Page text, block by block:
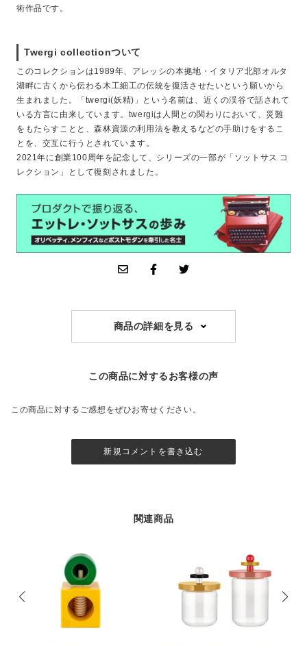
術作品です。
Twergi collectionついて
このコレクションは1989年、アレッシの本拠地・イタリア北部オルタ
湖畔に古くから伝わる木工細工の伝統を復活させたいという願いから
生まれました。「twergi(妖精)」という名前は、近くの渓谷で話されて
いる方言に由来しています。twergiは人間との関わりにおいて、災難
をもたらすことと、森林資源の利用法を教えるなどの手助けをするこ
とを、交互に行うとされています。
2021年に創業100周年を記念して、シリーズの一部が「ソットサス コ
レクション」として復刻されました。
商品の詳細を見る
この商品に対するお客様の声
この商品に対するご感想をぜひお寄せください。
新規コメントを書き込む
関連商品